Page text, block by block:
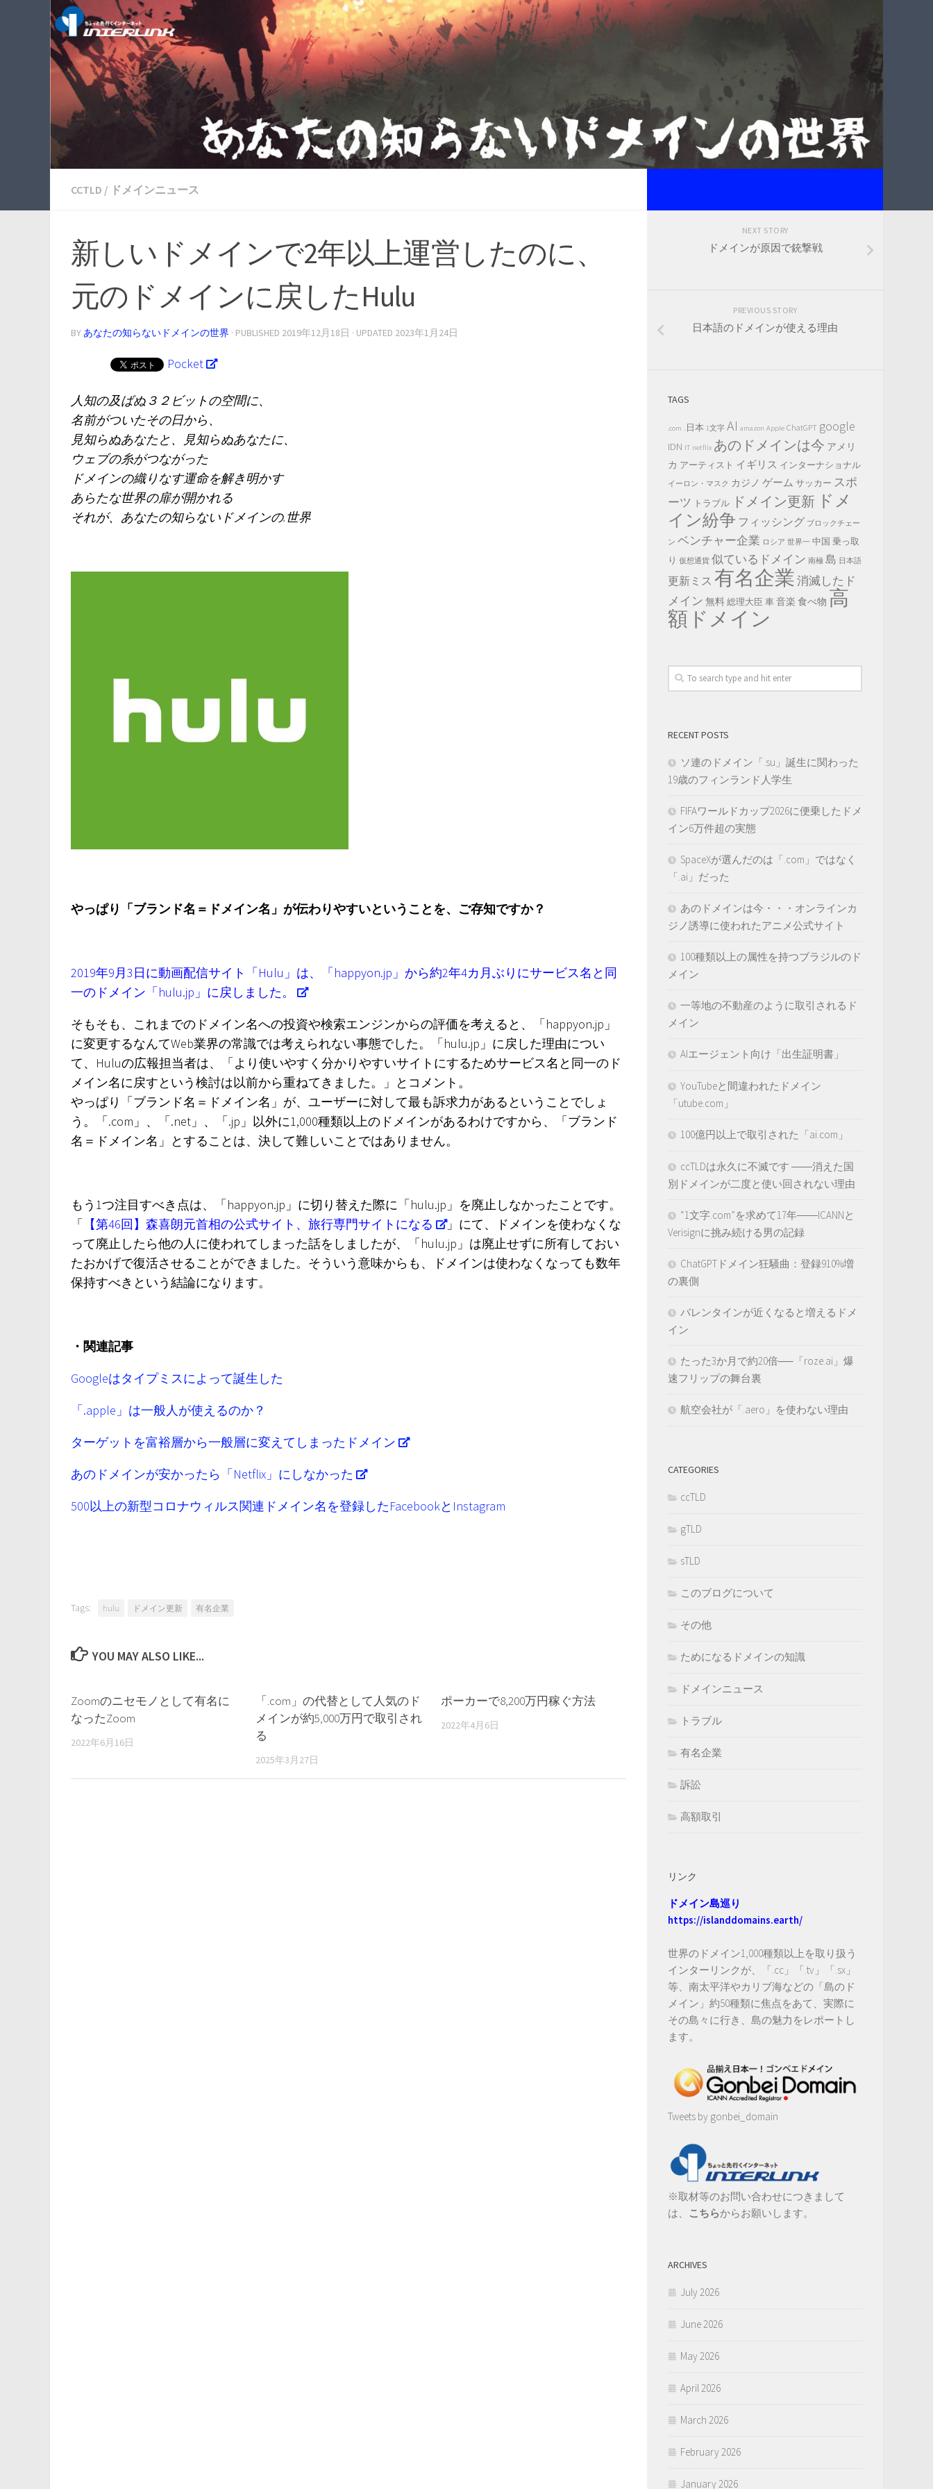
CCTLD / ドメインニュース
新しいドメインで2年以上運営したのに、
元のドメインに戻したHulu
BYあなたの知らないドメインの世界 · PUBLISHED 2019年12月18日 · UPDATED 2023年1月24日
Pocket
人知の及ばぬ３２ビットの空間に、
名前がついたその日から、
見知らぬあなたと、見知らぬあなたに、
ウェブの糸がつながった
ドメインの織りなす運命を解き明かす
あらたな世界の扉が開かれる
それが、あなたの知らないドメインの.世界
やっぱり「ブランド名＝ドメイン名」が伝わりやすいということを、ご存知ですか？
2019年9月3日に動画配信サイト「Hulu」は、「happyon.jp」から約2年4カ月ぶりにサービス名と同
一のドメイン「hulu.jp」に戻しました。
そもそも、これまでのドメイン名への投資や検索エンジンからの評価を考えると、「happyon.jp」
に変更するなんてWeb業界の常識では考えられない事態でした。「hulu.jp」に戻した理由につい
て、Huluの広報担当者は、「より使いやすく分かりやすいサイトにするためサービス名と同一のド
メイン名に戻すという検討は以前から重ねてきました。」とコメント。
やっぱり「ブランド名＝ドメイン名」が、ユーザーに対して最も訴求力があるということでしょ
う。「.com」、「.net」、「.jp」以外に1,000種類以上のドメインがあるわけですから、「ブランド
名＝ドメイン名」とすることは、決して難しいことではありません。
もう1つ注目すべき点は、「happyon.jp」に切り替えた際に「hulu.jp」を廃止しなかったことです。
「 【第46回】森喜朗元首相の公式サイト、旅行専門サイトになる
」にて、ドメインを使わなくな
って廃止したら他の人に使われてしまった話をしましたが、「hulu.jp」は廃止せずに所有しておい
たおかげで復活させることができました。そういう意味からも、ドメインは使わなくなっても数年
保持すべきという結論になります。
・関連記事
Googleはタイプミスによって誕生した
「.apple」は一般人が使えるのか？
ターゲットを富裕層から一般層に変えてしまったドメイン
あのドメインが安かったら「Netflix」にしなかった
500以上の新型コロナウィルス関連ドメイン名を登録したFacebookとInstagram
Tags: hulu ドメイン更新 有名企業
YOU MAY ALSO LIKE...
Zoomのニセモノとして有名に
なったZoom
2022年6月16日
「.com」の代替として人気のド
メインが約5,000万円で取引され
る
2025年3月27日
ポーカーで8,200万円稼ぐ方法
2022年4月6日
NEXT STORY
ドメインが原因で銃撃戦
PREVIOUS STORY
日本語のドメインが使える理由
TAGS
.com .日本 1文字 AI amazon Apple ChatGPT google
IDN IT netflix あのドメインは今 アメリ
カ アーティスト イギリス インターナショナル
イーロン・マスク カジノ ゲーム サッカー スポ
ーツ
トラブル ドメイン更新 ドメ
イン紛争 フィッシング ブロックチェー
ン ベンチャー企業 ロシア 世界一 中国 乗っ取
り 仮想通貨 似ているドメイン 南極 島 日本語
更新ミス 有名企業消滅したド
メイン 無料 総理大臣 車 音楽 食べ物 高
額ドメイン
RECENT POSTS
ソ連のドメイン「.su」誕生に関わった
19歳のフィンランド人学生
FIFAワールドカップ2026に便乗したドメ
イン6万件超の実態
SpaceXが選んだのは「.com」ではなく
「.ai」だった
あのドメインは今・・・オンラインカ
ジノ誘導に使われたアニメ公式サイト
100種類以上の属性を持つブラジルのド
メイン
一等地の不動産のように取引されるド
メイン
AIエージェント向け「出生証明書」
YouTubeと間違われたドメイン
「utube.com」
100億円以上で取引された「ai.com」
ccTLDは永久に不滅です ――消えた国
別ドメインが二度と使い回されない理由
“1文字.com”を求めて17年――ICANNと
Verisignに挑み続ける男の記録
ChatGPTドメイン狂騒曲：登録910%増
の裏側
バレンタインが近くなると増えるドメ
イン
たった3か月で約20倍──「roze.ai」爆
速フリップの舞台裏
航空会社が「.aero」を使わない理由
CATEGORIES
ccTLD
gTLD
sTLD
このブログについて
その他
ためになるドメインの知識
ドメインニュース
トラブル
有名企業
訴訟
高額取引
リンク
ドメイン島巡り
https://islanddomains.earth/
世界のドメイン1,000種類以上を取り扱う
インターリンクが、「.cc」「.tv」「.sx」
等、南太平洋やカリブ海などの「島のド
メイン」約50種類に焦点をあて、実際に
その島々に行き、島の魅力をレポートし
ます。
Tweets by gonbei_domain
※取材等のお問い合わせにつきまして
は、
こちらからお願いします。
ARCHIVES
July 2026
June 2026
May 2026
April 2026
March 2026
February 2026
January 2026